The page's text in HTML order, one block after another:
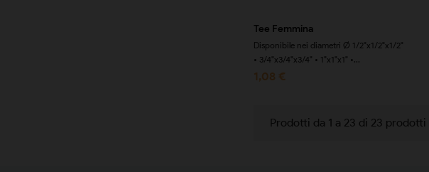
Tee Femmina
Disponibile nei diametri Ø 1/2"x1/2"x1/2"
• 3/4"x3/4"x3/4" • 1"x1"x1" •...
1,08 €
Prodotti da 1 a 23 di 23 prodotti